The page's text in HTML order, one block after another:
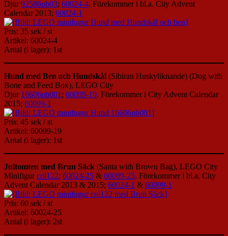
Djur92586pb03; 60024-4. Förekommer i bl.a. City Advent
Calendar 2013; 60024-1
Pris: 35 sek / st
Artikel: 60024-4
Antal (i lager): 1st
Hund med Ben och Hundskål (Sibiran Huskyliknande) (Dog with
Bone and Feed Box), LEGO City
Djur 16606pb001 ; 60099-19. Förekommer i City Advent Calendar
2015; 60099-1
Pris: 45 sek / st
Artikel: 60099-19
Antal (i lager): 1st
Jultomten med Brun Säck (Santa with Brown Bag), LEGO City
Minifigurcol122; 60024-25 & 60099-25. Förekommer i bl.a. City
Advent Calendar 2013 & 2015; 60024-1 & 60099-1
Pris: 60 sek / st
Artikel: 60024-25
Antal (i lager): 2st